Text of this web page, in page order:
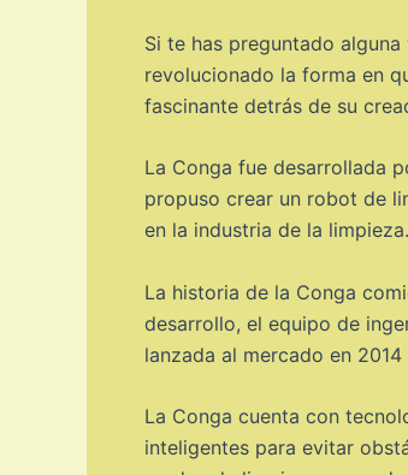
Si te has preguntado
revolucionado la forma en
fascinante detrás de su
La Conga fue desarrollada
propuso crear un robot de
en la industria de la limpieza.
La historia de la Conga
desarrollo, el equipo de
lanzada al mercado en
La Conga cuenta con
inteligentes para evitar